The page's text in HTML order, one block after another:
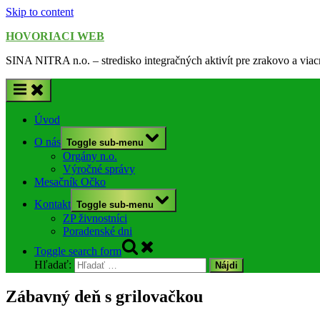
Skip to content
HOVORIACI WEB
SINA NITRA n.o. – stredisko integračných aktivít pre zrakovo a
Úvod
O nás Toggle sub-menu
Orgány n.o.
Výročné správy
Mesačník Očko
Kontakt Toggle sub-menu
ZP živnostníci
Poradenské dni
Toggle search form
Hľadať:
Zábavný deň s grilovačkou